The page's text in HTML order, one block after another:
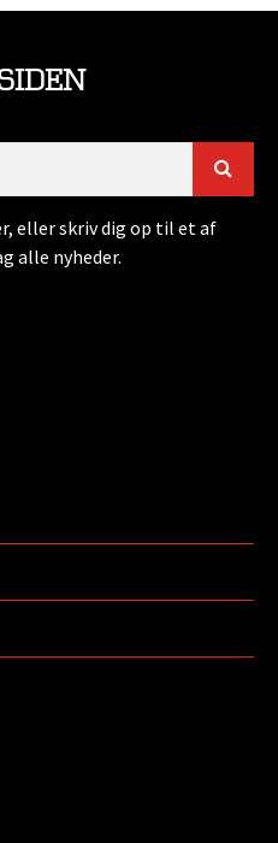
eller skriv dig op til et af
alle nyheder.